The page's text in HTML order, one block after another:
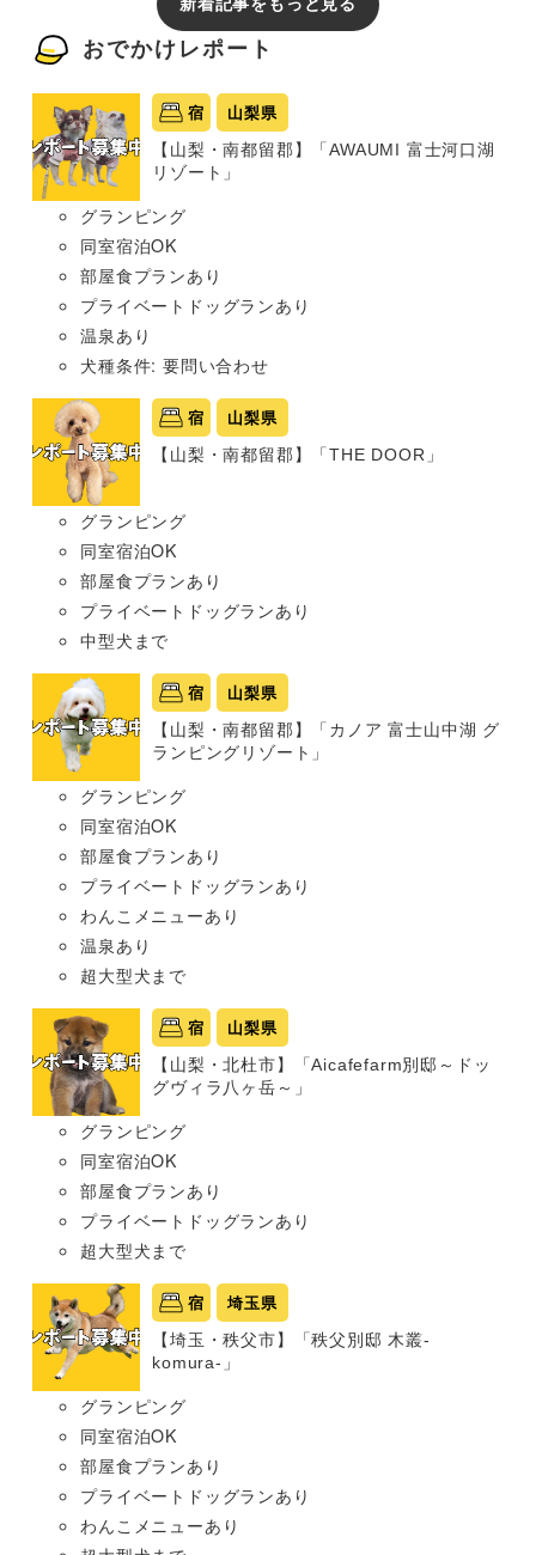
新着記事をもっと見る
おでかけレポート
宿 山梨県
【山梨・南都留郡】「AWAUMI 富士河口湖
リゾート」
グランピング
同室宿泊OK
部屋食プランあり
プライベートドッグランあり
温泉あり
犬種条件: 要問い合わせ
宿 山梨県
【山梨・南都留郡】「THE DOOR」
グランピング
同室宿泊OK
部屋食プランあり
プライベートドッグランあり
中型犬まで
宿 山梨県
【山梨・南都留郡】「カノア 富士山中湖 グ
ランピングリゾート」
グランピング
同室宿泊OK
部屋食プランあり
プライベートドッグランあり
わんこメニューあり
温泉あり
超大型犬まで
宿 山梨県
【山梨・北杜市】「Aicafefarm別邸～ドッ
グヴィラ八ヶ岳～」
グランピング
同室宿泊OK
部屋食プランあり
プライベートドッグランあり
超大型犬まで
宿 埼玉県
【埼玉・秩父市】「秩父別邸 木叢-
komura-」
グランピング
同室宿泊OK
部屋食プランあり
プライベートドッグランあり
わんこメニューあり